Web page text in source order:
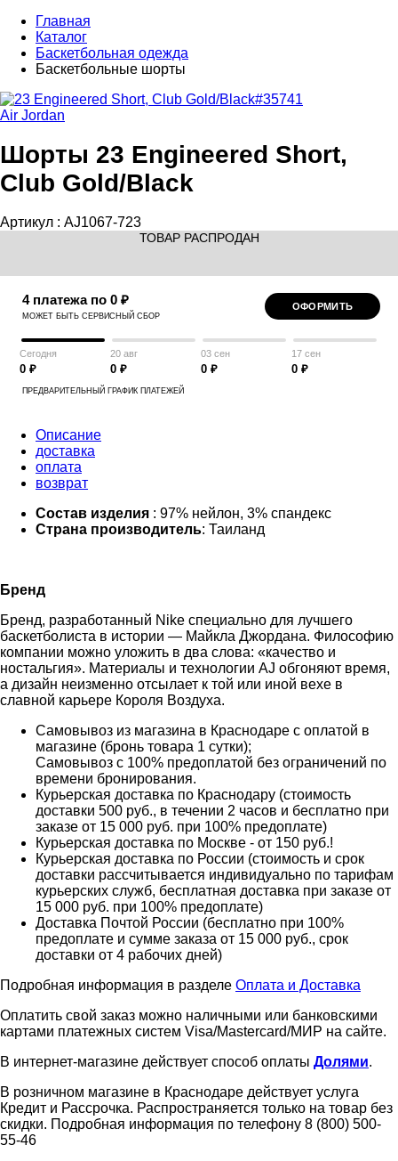
Главная
Каталог
Баскетбольная одежда
Баскетбольные шорты
Air Jordan
Шорты 23 Engineered Short,
Club Gold/Black
Артикул : AJ1067-723
ТОВАР РАСПРОДАН
4 платежа по 0 ₽
МОЖЕТ БЫТЬ СЕРВИСНЫЙ СБОР
ОФОРМИТЬ
Сегодня
0 ₽
20 авг
0 ₽
03 сен
0 ₽
17 сен
0 ₽
ПРЕДВАРИТЕЛЬНЫЙ ГРАФИК ПЛАТЕЖЕЙ
Описание
доставка
оплата
возврат
Состав изделия : 97% нейлон, 3% спандекс
Страна производитель: Таиланд
Бренд
Бренд, разработанный Nike специально для лучшего
баскетболиста в истории — Майкла Джордана. Философию
компании можно уложить в два слова: «качество и
ностальгия». Материалы и технологии AJ обгоняют время,
а дизайн неизменно отсылает к той или иной вехе в
славной карьере Короля Воздуха.
Самовывоз из магазина в Краснодаре с оплатой в
магазине (бронь товара 1 сутки);
Самовывоз с 100% предоплатой без ограничений по
времени бронирования.
Курьерская доставка по Краснодару (стоимость
доставки 500 руб., в течении 2 часов и бесплатно при
заказе от 15 000 руб. при 100% предоплате)
Курьерская доставка по Москве - от 150 руб.!
Курьерская доставка по России (стоимость и срок
доставки рассчитывается индивидуально по тарифам
курьерских служб, бесплатная доставка при заказе от
15 000 руб. при 100% предоплате)
Доставка Почтой России (бесплатно при 100%
предоплате и сумме заказа от 15 000 руб., срок
доставки от 4 рабочих дней)
Подробная информация в разделе Оплата и Доставка
Оплатить свой заказ можно наличными или банковскими
картами платежных систем Visa/Mastercard/МИР на сайте.
В интернет-магазине действует способ оплаты Долями.
В розничном магазине в Краснодаре действует услуга
Кредит и Рассрочка. Распространяется только на товар без
скидки. Подробная информация по телефону 8 (800) 500-
55-46